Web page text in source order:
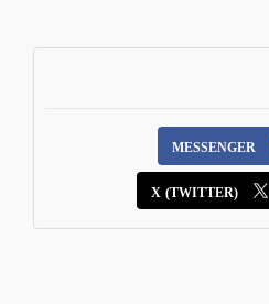
MESSENGER
X (TWITTER)